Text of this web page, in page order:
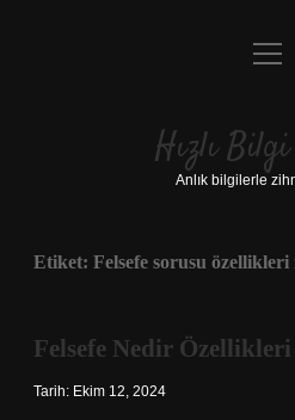
Yasal
Hızlı Bilgi
Anlık bilgilerle
Etiket: Felsefe sorusu
Felsefe Nedir
Tarih: Ekim 12, 2024